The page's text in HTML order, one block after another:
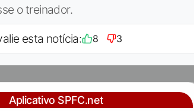
o treinador.
esta notícia: 8 3
Aplicativo SPFC.net